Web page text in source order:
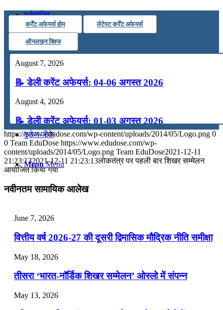
तर्कशक्ति
कंप्यूटर
मॉक टेस्ट
टुडेज जीके
Menu Menu
कर्रेंट अफेयर्स होम लेटेस्ट कर्रेंट अफेयर्स
ऑनलाइन क्विज
August 7, 2026
📝 डेली करेंट अफेयर्स: 04-06 अगस्त 2026
August 4, 2026
📝 डेली करेंट अफेयर्स: 01-03 अगस्त 2026
July 31, 2026
📝 डेली करेंट अफेयर्स: 28-31 जुलाई 2026
July 25, 2026
📝 डेली करेंट अफेयर्स: 22-24 जुलाई 2026
July 22, 2026
📝 डेली करेंट अफेयर्स: 19-21 जुलाई 2026
July 19, 2026
https://www.edudose.com/wp-content/uploads/2014/05/Logo.png 0
0 Team EduDose https://www.edudose.com/wp-
content/uploads/2014/05/Logo.png Team EduDose2021-12-11
21:23:132021-12-11 21:23:13लोकतंत्र पर पहली बार शिखर सम्मेलन
आयोजित किया गया
नवीनतम सामायिक आलेख
June 7, 2026
वित्तीय वर्ष 2026-27 की दूसरी द्विमासिक मौद्रिक नीति समीक्षा
May 18, 2026
तीसरा ‘भारत-नॉर्डिक शिखर सम्मेलन’ ओस्लो में संपन्न
May 13, 2026